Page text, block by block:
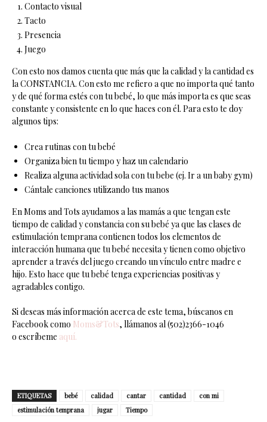
Contacto visual
Tacto
Presencia
Juego
Con esto nos damos cuenta que más que la calidad y la cantidad es
la CONSTANCIA. Con esto me refiero a que no importa qué tanto
y de qué forma estés con tu bebé, lo que más importa es que seas
constante y consistente en lo que haces con él. Para esto te doy
algunos tips:
Crea rutinas con tu bebé
Organiza bien tu tiempo y haz un calendario
Realiza alguna actividad sola con tu bebe (ej. Ir a un baby gym)
Cántale canciones utilizando tus manos
En Moms and Tots ayudamos a las mamás a que tengan este
tiempo de calidad y constancia con su bebé ya que las clases de
estimulación temprana contienen todos los elementos de
interacción humana que tu bebé necesita y tienen como objetivo
aprender a través del juego creando un vínculo entre madre e
hijo. Esto hace que tu bebé tenga experiencias positivas y
agradables contigo.
Si deseas más información acerca de este tema, búscanos en
Facebook como Moms&Tots, llámanos al (502)2366-1046
o escríbeme aquí.
ETIQUETAS bebé calidad cantar cantidad
con mi
estimulación temprana
jugar Tiempo